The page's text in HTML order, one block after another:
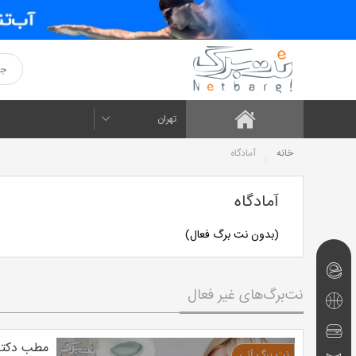
تهران
خانه آمادگاه
نت‌برگ‌های
امروز
تفریحی
رستوران
آمادگاه
(بدون نت برگ فعال)
نت‌برگ‌های غیر فعال
مطب